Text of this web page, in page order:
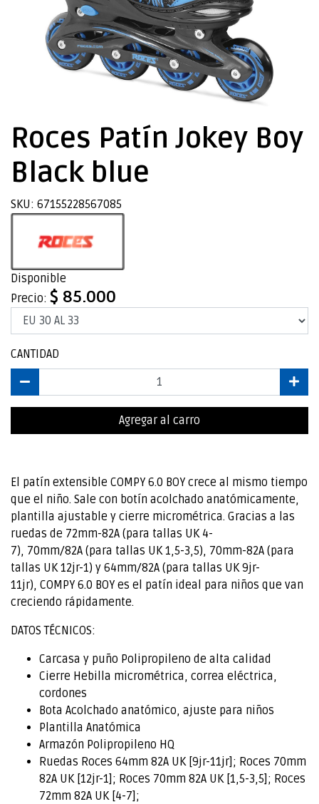
Roces Patín Jokey Boy
Black blue
SKU: 67155228567085
Disponible
Precio: $ 85.000
CANTIDAD
Agregar al carro
El patín extensible COMPY 6.0 BOY crece al mismo tiempo
que el niño. Sale con botín acolchado anatómicamente,
plantilla ajustable y cierre micrométrica. Gracias a las
ruedas de 72mm-82A (para tallas UK 4-
7), 70mm/82A (para tallas UK 1,5-3,5), 70mm-82A (para
tallas UK 12jr-1) y 64mm/82A (para tallas UK 9jr-
11jr), COMPY 6.0 BOY es el patín ideal para niños que van
creciendo rápidamente.
DATOS TÉCNICOS:
Carcasa y puño Polipropileno de alta calidad
Cierre Hebilla micrométrica, correa eléctrica,
cordones
Bota Acolchado anatómico, ajuste para niños
Plantilla Anatómica
Armazón Polipropileno HQ
Ruedas Roces 64mm 82A UK [9jr-11jr]; Roces 70mm
82A UK [12jr-1]; Roces 70mm 82A UK [1,5-3,5]; Roces
72mm 82A UK [4-7];